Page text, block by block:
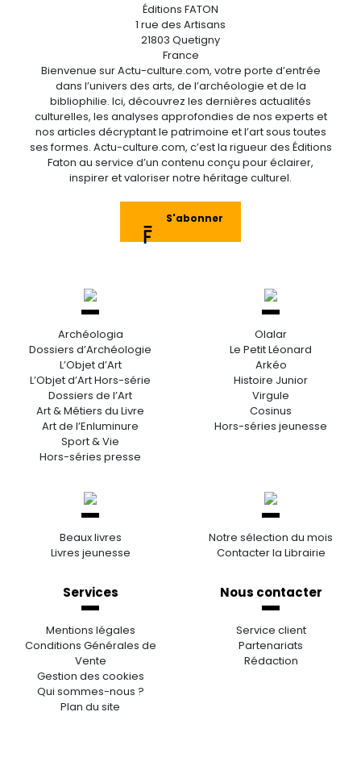
Éditions FATON
1 rue des Artisans
21803 Quetigny
France
Bienvenue sur Actu-culture.com, votre porte d’entrée
dans l’univers des arts, de l’archéologie et de la
bibliophilie. Ici, découvrez les dernières actualités
culturelles, les analyses approfondies de nos experts et
nos articles décryptant le patrimoine et l’art sous toutes
ses formes. Actu-culture.com, c’est la rigueur des Éditions
Faton au service d’un contenu conçu pour éclairer,
inspirer et valoriser notre héritage culturel.
S'abonner
Archéologia
Dossiers d’Archéologie
L’Objet d’Art
L’Objet d’Art Hors-série
Dossiers de l’Art
Art & Métiers du Livre
Art de l’Enluminure
Sport & Vie
Hors-séries presse
Olalar
Le Petit Léonard
Arkéo
Histoire Junior
Virgule
Cosinus
Hors-séries jeunesse
Beaux livres
Livres jeunesse
Notre sélection du mois
Contacter la Librairie
Services
Mentions légales
Conditions Générales de
Vente
Gestion des cookies
Qui sommes-nous ?
Plan du site
Nous contacter
Service client
Partenariats
Rédaction